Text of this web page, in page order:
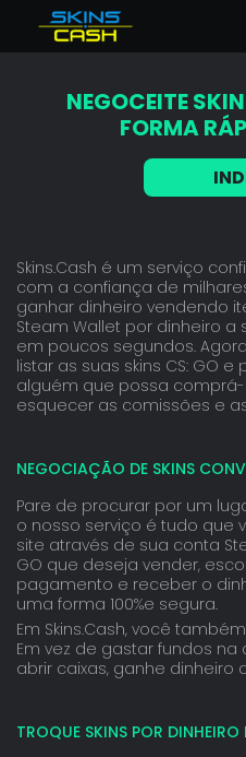
Vender Itens Dota 2
Vender itens TF2
Vender Rust skins
FAQ
Instant available
Earned instant
NEGOCEITE
FORMA
Skins.Cash é um serviço
com a confiança de
ganhar dinheiro vendendo
Steam Wallet por dinheiro a
em poucos segundos.
listar as suas skins CS: GO
alguém que possa comprá-
esquecer as comissões e
NEGOCIAÇÃO DE SKINS
Pare de procurar por um
o nosso serviço é tudo que
site através de sua conta
GO que deseja vender,
pagamento e receber o
uma forma 100%e segura.
Em Skins.Cash, você
Em vez de gastar fundos
abrir caixas, ganhe dinheiro
TROQUE SKINS POR